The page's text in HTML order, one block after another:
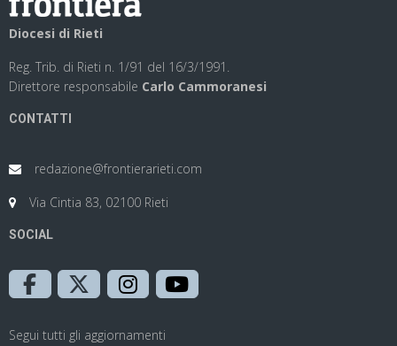
Diocesi di Rieti
Reg. Trib. di Rieti n. 1/91 del 16/3/1991.
Direttore responsabile Carlo Cammoranesi
CONTATTI
redazione@frontierarieti.com
Via Cintia 83, 02100 Rieti
SOCIAL
Segui tutti gli aggiornamenti